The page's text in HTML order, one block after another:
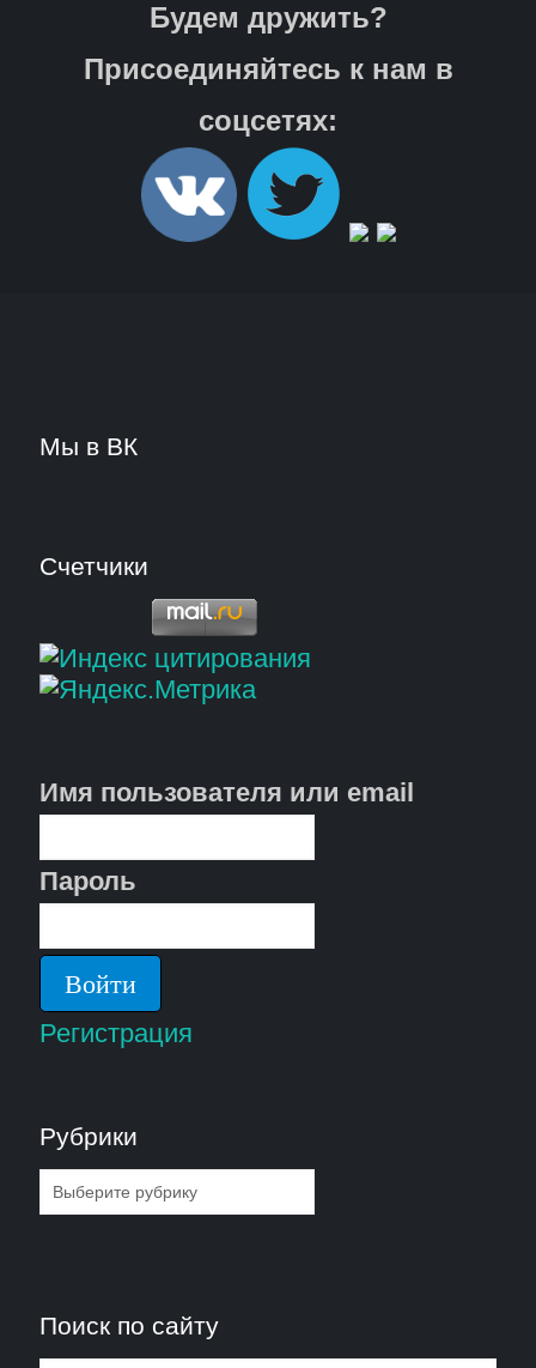
Будем дружить?
Присоединяйтесь к нам в
соцсетях:
Мы в ВК
Счетчики
Имя пользователя или email
Пароль
Регистрация
Рубрики
Рубрики
Поиск по сайту